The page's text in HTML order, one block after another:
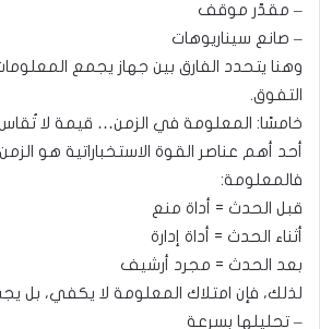
– مقدّر موقف
– صانع سيناريوهات
وهنا يتحدد الفارق بين جهاز يجمع
التفوق.
خامسًا: المعلومة في الزمن… قيمة لا
أحد أهم عناصر القوة الاستخباراتية هو
فالمعلومة:
قبل الحدث = أداة منع
أثناء الحدث = أداة إدارة
بعد الحدث = مجرد أرشيف
لذلك، فإن امتلاك المعلومة لا يكفي، بل
– تحليلها بسرعة